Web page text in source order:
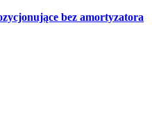
bez amortyzatora